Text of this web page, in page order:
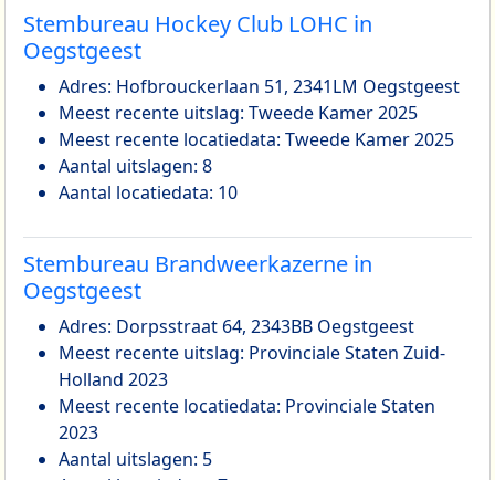
Stembureau Hockey Club LOHC in
Oegstgeest
Adres: Hofbrouckerlaan 51, 2341LM Oegstgeest
Meest recente uitslag: Tweede Kamer 2025
Meest recente locatiedata: Tweede Kamer 2025
Aantal uitslagen: 8
Aantal locatiedata: 10
Stembureau Brandweerkazerne in
Oegstgeest
Adres: Dorpsstraat 64, 2343BB Oegstgeest
Meest recente uitslag: Provinciale Staten Zuid-
Holland 2023
Meest recente locatiedata: Provinciale Staten
2023
Aantal uitslagen: 5